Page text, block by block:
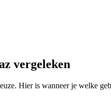
vergeleken
Hier is wanneer je welke